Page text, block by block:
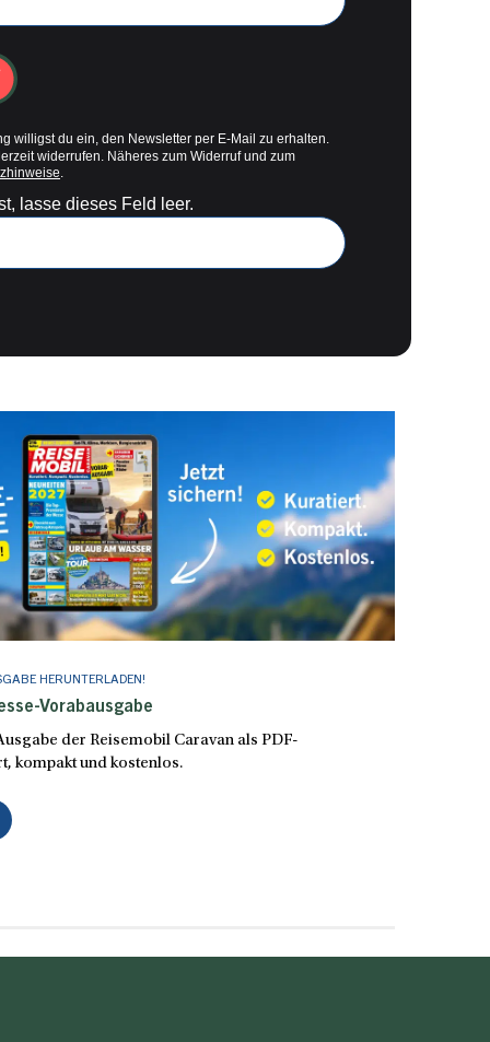
willigst du ein, den Newsletter per E-Mail zu erhalten.
widerrufen. Näheres zum Widerruf und zum
.
lasse dieses Feld leer.
HERUNTERLADEN!
Vorabausgabe
der Reisemobil Caravan als PDF-
kompakt und kostenlos.